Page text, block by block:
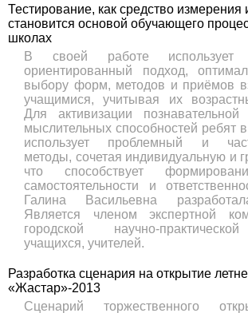
Тестирование, как средство измерения
становится основой обучающего
школах
В своей работе использует
ориентированный подход,
выбору форм, методов и приёмов
учащимися, учитывая их
Для активизации познавательной
мыслительных способностей ребят
использует проблемный и
методы, сочетая индивидуальную и
что способствует
самостоятельности и
Галина Васильевна
Является членом экспертной
городской научно-
учащихся, учителей.
Разработка сценария на открытие
«Жастар»-2013
Сценарий торжественного